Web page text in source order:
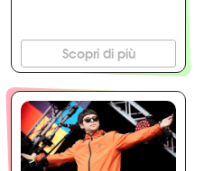
Scopri di più